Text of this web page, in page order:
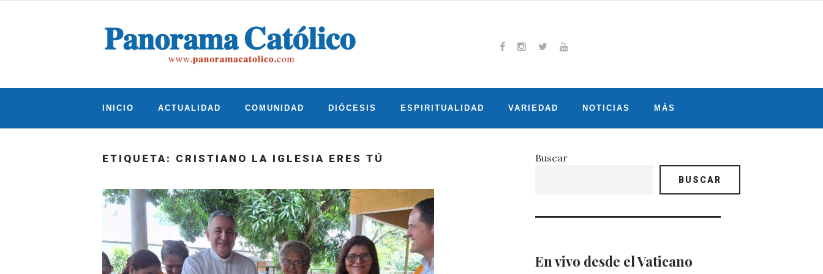
INICIO ACTUALIDAD COMUNIDAD DIÓCESIS ESPIRITUALIDAD VARIEDAD NOTICIAS MÁS
ETIQUETA: CRISTIANO LA IGLESIA ERES TÚ Buscar
BUSCAR
En vivo desde el Vaticano